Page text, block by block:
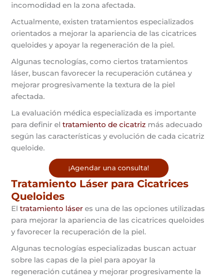
incomodidad en la zona afectada.
Actualmente, existen tratamientos especializados
orientados a mejorar la apariencia de las cicatrices
queloides y apoyar la regeneración de la piel.
Algunas tecnologías, como ciertos tratamientos
láser, buscan favorecer la recuperación cutánea y
mejorar progresivamente la textura de la piel
afectada.
La evaluación médica especializada es importante
para definir eltratamiento de cicatriz más adecuado
según las características y evolución de cada cicatriz
queloide.
¡Agendar una consulta!
Tratamiento Láser para Cicatrices
Queloides
Eltratamiento láser es una de las opciones utilizadas
para mejorar la apariencia de las cicatrices queloides
y favorecer la recuperación de la piel.
Algunas tecnologías especializadas buscan actuar
sobre las capas de la piel para apoyar la
regeneración cutánea y mejorar progresivamente la